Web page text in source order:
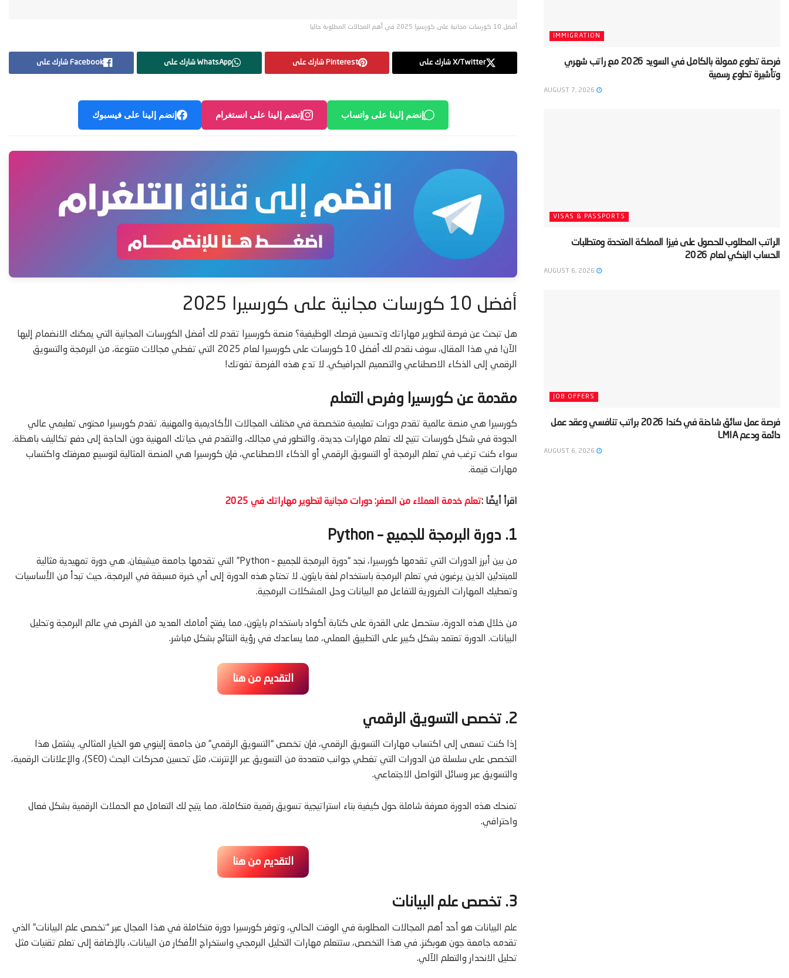
أفضل 10 كورسات مجانية على كورسيرا 2025 في أهم المجالات المطلوبة حاليا
Facebook شارك على WhatsApp شارك على Pinterest شارك على X/Twitter شارك على
إنضم إلينا على فيسبوك إنضم إلينا على انستغرام إنضم إلينا على واتساب
أفضل 10 كورسات مجانية على كورسيرا 2025
هل تبحث عن فرصة لتطوير مهاراتك وتحسين فرصك الوظيفية؟ منصة كورسيرا تقدم لك أفضل الكورسات المجانية التي يمكنك الانضمام إليها
الآن! في هذا المقال، سوف نقدم لك أفضل 10 كورسات على كورسيرا لعام 2025 التي تغطي مجالات متنوعة، من البرمجة والتسويق
الرقمي إلى الذكاء الاصطناعي والتصميم الجرافيكي. لا تدع هذه الفرصة تفوتك!
مقدمة عن كورسيرا وفرص التعلم
كورسيرا هي منصة عالمية تقدم دورات تعليمية متخصصة في مختلف المجالات الأكاديمية والمهنية. تقدم كورسيرا محتوى تعليمي عالي
الجودة في شكل كورسات تتيح لك تعلم مهارات جديدة، والتطور في مجالك، والتقدم في حياتك المهنية دون الحاجة إلى دفع تكاليف باهظة.
سواء كنت ترغب في تعلم البرمجة أو التسويق الرقمي أو الذكاء الاصطناعي، فإن كورسيرا هي المنصة المثالية لتوسيع معرفتك واكتساب
مهارات قيمة.
اقرأ أيضًا :تعلم خدمة العملاء من الصفر: دورات مجانية لتطوير مهاراتك في 2025
1. دورة البرمجة للجميع – Python
من بين أبرز الدورات التي تقدمها كورسيرا، نجد “دورة البرمجة للجميع – Python” التي تقدمها جامعة ميشيغان. هي دورة تمهيدية مثالية
للمبتدئين الذين يرغبون في تعلم البرمجة باستخدام لغة بايثون. لا تحتاج هذه الدورة إلى أي خبرة مسبقة في البرمجة، حيث تبدأ من الأساسيات
وتعطيك المهارات الضرورية للتفاعل مع البيانات وحل المشكلات البرمجية.
من خلال هذه الدورة، ستحصل على القدرة على كتابة أكواد باستخدام بايثون، مما يفتح أمامك العديد من الفرص في عالم البرمجة وتحليل
البيانات. الدورة تعتمد بشكل كبير على التطبيق العملي، مما يساعدك في رؤية النتائج بشكل مباشر.
التقديم من هنا
2. تخصص التسويق الرقمي
إذا كنت تسعى إلى اكتساب مهارات التسويق الرقمي، فإن تخصص “التسويق الرقمي” من جامعة إلينوي هو الخيار المثالي. يشتمل هذا
التخصص على سلسلة من الدورات التي تغطي جوانب متعددة من التسويق عبر الإنترنت، مثل تحسين محركات البحث (SEO)، والإعلانات الرقمية،
والتسويق عبر وسائل التواصل الاجتماعي.
تمنحك هذه الدورة معرفة شاملة حول كيفية بناء استراتيجية تسويق رقمية متكاملة، مما يتيح لك التعامل مع الحملات الرقمية بشكل فعال
واحترافي.
التقديم من هنا
3. تخصص علم البيانات
علم البيانات هو أحد أهم المجالات المطلوبة في الوقت الحالي، وتوفر كورسيرا دورة متكاملة في هذا المجال عبر “تخصص علم البيانات” الذي
تقدمه جامعة جون هوبكنز. في هذا التخصص، ستتعلم مهارات التحليل البرمجي واستخراج الأفكار من البيانات، بالإضافة إلى تعلم تقنيات مثل
تحليل الانحدار والتعلم الآلي.
IMMIGRATION
‫فرصة تطوع ممولة بالكامل في السويد 2026 مع راتب شهري
وتأشيرة تطوع رسمية‬
VISAS & PASSPORTS
‫الراتب المطلوب للحصول على فيزا المملكة المتحدة ومتطلبات
الحساب البنكي لعام 2026‬
JOB OFFERS
‫فرصة عمل سائق شاحنة في كندا 2026 براتب تنافسي وعقد عمل
دائمة ودعم LMIA‬